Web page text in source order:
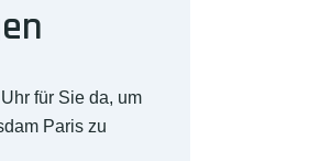
für Sie da, um
Paris zu